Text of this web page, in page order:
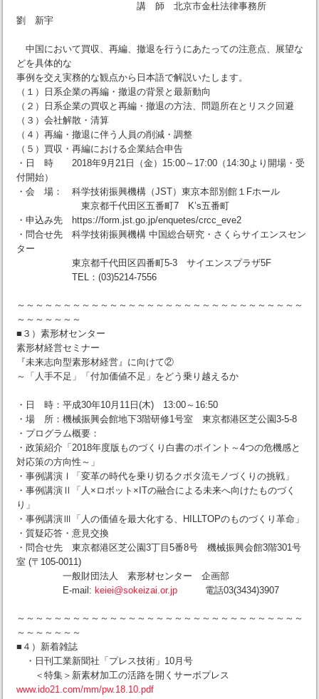
講 師 北京市金杜法律事務所
劉 新宇
中国において買収、再編、撤退を行うにあたっての注意点、展望な
どを具体的な
事例を交え実務的な観点から日本語で解説いたします。
（１）日系企業の再編・撤退の背景と最新動向
（２）日系企業の買収と再編・撤退の方法、問題所在とリスク回避
（３）会社解散・清算
（４）再編・撤退に伴う人員の削減・調整
（５）買収・再編における企業結合申告
・日 時 2018年9月21日（金）15:00～17:00（14:30より開場・受
付開始）
・会 場： 科学技術振興機構（JST）東京本部別館１Fホール
東京都千代田区五番町7 K’s五番町
・申込み先 https://form.jst.go.jp/enquetes/crcc_eve2
・問合せ先 科学技術振興機構 中国総合研究・さくらサイエンスセン
ター
東京都千代田区四番町5-3 サイエンスプラザ5F
TEL：(03)5214-7556
～～～～～～～～～～～～～～～～～～～～～～～～～～～～～～～
～～～～～～～
■３）素形材センター
素形材経営セミナー
『未来志向型素形材経営』に向けて②
～「人手不足」「付加価値不足」をどう乗り越えるか
・日 時：平成30年10月11日(木) 13:00～16:50
・場 所：機械振興会館地下3階研修1号室 東京都港区芝公園3-5-8
・プログラム概要：
・政策紹介「2018年度版ものづくり白書のポイント～4つの危機感と
対応策の方向性～」
・事例講演Ⅰ「変革の時代を乗り切るクボタ流モノづくりの挑戦」
・事例講演Ⅱ「人×ロボット×ITの融合による未来へ向けたものづく
り」
・事例講演Ⅲ「人の価値を最大化する、HILLTOPのものづくり革命」
・質疑応答・意見交換
・問合せ先 東京都港区芝公園3丁目5番8号 機械振興会館3階301号
室 (〒105-0011)
一般財団法人 素形材センター 企画部
E-mail: keiei@sokeizai.or.jp電話03(3434)3907
～～～～～～～～～～～～～～～～～～～～～～～～～～～～～～～
～～～～～～～
■４）新着雑誌
・日刊工業新聞社「プレス技術」10月号
＜特集＞新素材加工の活路を開くサーボプレス
www.ido21.com/mm/pw.18.10.pdf